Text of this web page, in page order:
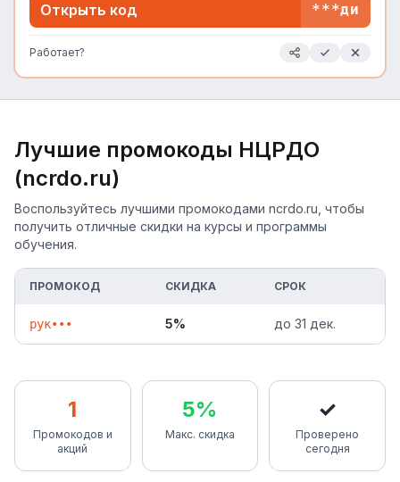
Открыть код ***ди
Работает?
Лучшие промокоды НЦРДО
(ncrdo.ru)
Воспользуйтесь лучшими промокодами ncrdo.ru, чтобы
получить отличные скидки на курсы и программы
обучения.
ПРОМОКОД СКИДКА СРОК
рук••• 5% до 31 дек.
1
Промокодов и
акций
5%
Макс. скидка
✓
Проверено
сегодня